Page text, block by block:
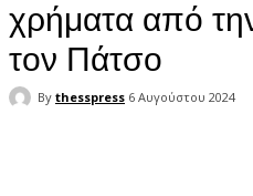
χρήματα από
τον Πάτσο
By thesspress 6 Αυγούστου 2024